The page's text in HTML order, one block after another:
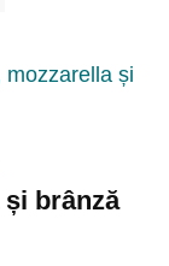
brânză